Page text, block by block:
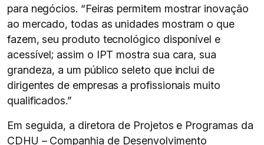
para negócios. “Feiras permitem mostrar inovação
ao mercado, todas as unidades mostram o que
fazem, seu produto tecnológico disponível e
acessível; assim o IPT mostra sua cara, sua
grandeza, a um público seleto que inclui de
dirigentes de empresas a profissionais muito
qualificados.”
Em seguida, a diretora de Projetos e Programas da
CDHU – Companhia de Desenvolvimento